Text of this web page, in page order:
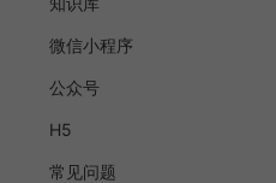
微信小程序
公众号
H5
常见问题